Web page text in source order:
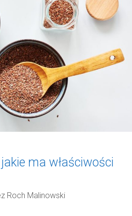
ma właściwości
Roch Malinowski